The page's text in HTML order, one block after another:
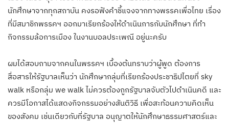
นักศึกษาจากทุกสถาบัน คงรอฟังคำชี้แจงจากทางพรรคเพื่อไทย เรื่อง
ที่มีสมาชิกพรรคฯ ออกมาเรียกร้องให้ดำเนินการกับนักศึกษา ที่ทำ
กิจกรรมล้อการเมือง ในงานบอลประเพณี อยู่นะครับ
ผมได้สอบถามจากคนในพรรคฯ เบื้องต้นทราบว่าผู้พูด ต้องการ
สื่อสารให้รัฐบาลเห็นว่า นักศึกษากลุ่มที่เรียกร้องประชาธิปไตยที่ sky
walk หรือกลุ่ม we walk ไม่ควรต้องถูกรัฐบาลจับตัวไปดำเนินคดี และ
ควรมีโอกาสได้แสดงกิจกรรมอย่างสันติวิธี เพื่อสะท้อนความคิดเห็น
ของสังคม เช่นเดียวกับที่รัฐบาล อนุญาตให้นักศึกษาธรรมศาสตร์และ